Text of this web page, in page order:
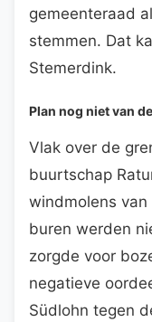
gemeenteraad
stemmen. Dat
Stemerdink.
Plan nog niet van
Vlak over de
buurtschap
windmolens
buren werden
zorgde voor
negatieve
Südlohn tegen